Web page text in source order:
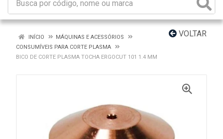
VOLTAR
INÍCIO
MÁQUINAS E ACESSÓRIOS
CONSUMÍVEIS PARA CORTE PLASMA
BICO DE CORTE PLASMA TOCHA ERGOCUT 101 1.4 MM